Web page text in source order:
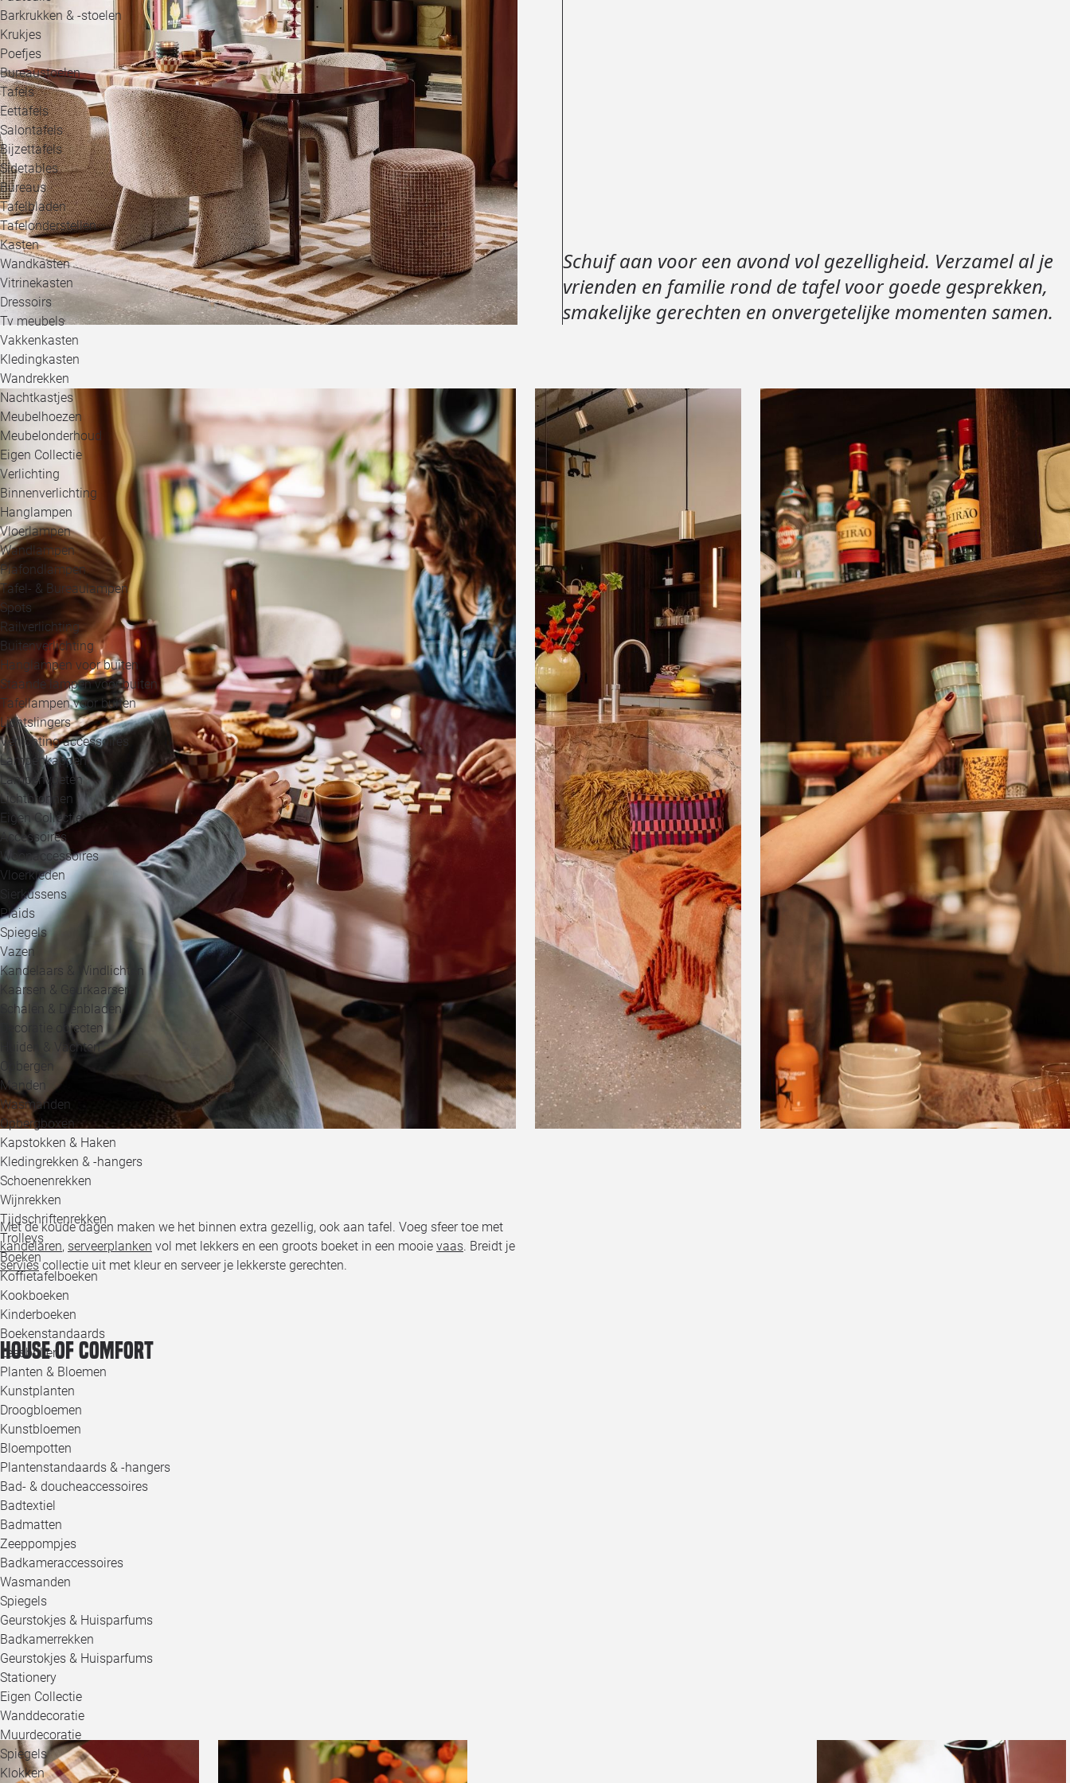
Barkrukken & -stoelen
Krukjes
Poefjes
Bureaustoelen
Tafels
Eettafels
Salontafels
Bijzettafels
Sidetables
Bureaus
Tafelbladen
Tafelonderstellen
Kasten
Wandkasten
Vitrinekasten
Dressoirs
Tv meubels
Vakkenkasten
Kledingkasten
Wandrekken
Nachtkastjes
Meubelhoezen
Meubelonderhoud
Eigen Collectie
Verlichting
Binnenverlichting
Hanglampen
Vloerlampen
Wandlampen
Plafondlampen
Tafel- & Bureaulampen
Spots
Railverlichting
Buitenverlichting
Hanglampen voor buiten
Staande lampen voor buiten
Tafellampen voor buiten
Lichtslingers
Verlichting accessoires
Lampenkappen
Lampenvoeten
Lichtbronnen
Eigen Collectie
Accessoires
Woonaccessoires
Vloerkleden
Sierkussens
Plaids
Spiegels
Vazen
Kandelaars & Windlichten
Kaarsen & Geurkaarsen
Schalen & Dienbladen
Decoratie objecten
Huiden & Vachten
Opbergen
Manden
Wasmanden
Opbergboxen
Kapstokken & Haken
Kledingrekken & -hangers
Schoenenrekken
Wijnrekken
Tijdschriftenrekken
Trolleys
Boeken
Koffietafelboeken
Kookboeken
Kinderboeken
Boekenstandaards
Leesbrillen
Planten & Bloemen
Kunstplanten
Droogbloemen
Kunstbloemen
Bloempotten
Plantenstandaards & -hangers
Bad- & doucheaccessoires
Badtextiel
Badmatten
Zeeppompjes
Badkameraccessoires
Wasmanden
Spiegels
Geurstokjes & Huisparfums
Badkamerrekken
Geurstokjes & Huisparfums
Stationery
Eigen Collectie
Wanddecoratie
Muurdecoratie
Spiegels
Klokken
Schuif aan voor een avond vol gezelligheid. Verzamel al je
vrienden en familie rond de tafel voor goede gesprekken,
smakelijke gerechten en onvergetelijke momenten samen.
Met de koude dagen maken we het binnen extra gezellig, ook aan tafel. Voeg sfeer toe met
kandelaren, serveerplanken vol met lekkers en een groots boeket in een mooie vaas. Breidt je
serviescollectie uit met kleur en serveer je lekkerste gerechten.
House of Comfort